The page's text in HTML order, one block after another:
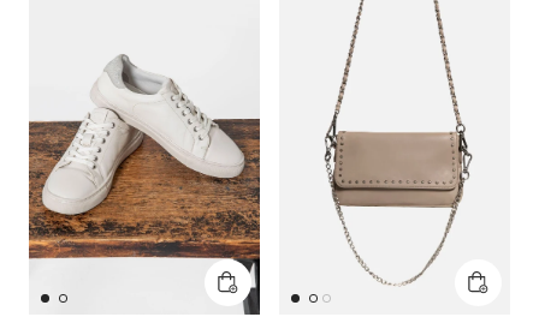
In den Warenkorb legen In den